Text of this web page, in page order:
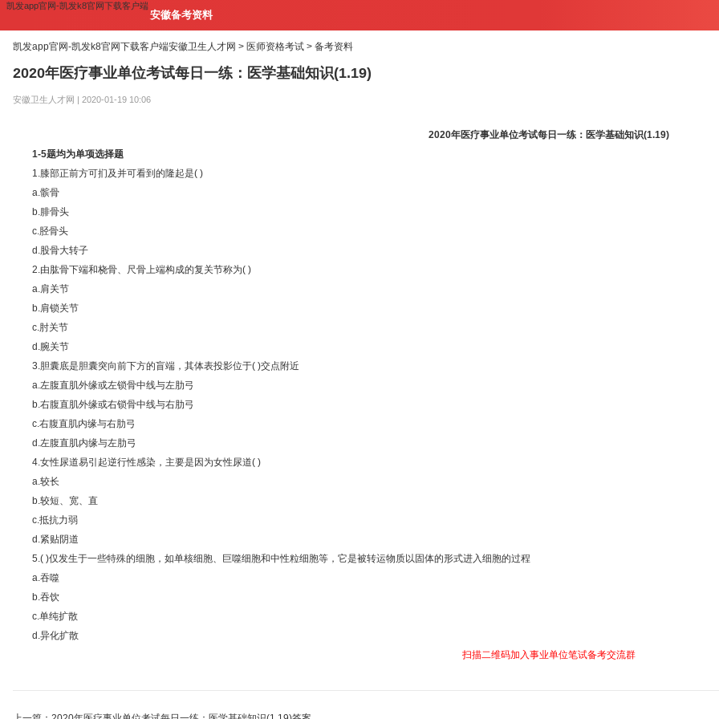
凯发app官网-凯发k8官网下载客户端
安徽备考资料
凯发app官网-凯发k8官网下载客户端安徽卫生人才网 > 医师资格考试 > 备考资料
2020年医疗事业单位考试每日一练：医学基础知识(1.19)
安徽卫生人才网 | 2020-01-19 10:06
2020年医疗事业单位考试每日一练：医学基础知识(1.19)
1-5题均为单项选择题
1.膝部正前方可扪及并可看到的隆起是( )
a.髌骨
b.腓骨头
c.胫骨头
d.股骨大转子
2.由肱骨下端和桡骨、尺骨上端构成的复关节称为( )
a.肩关节
b.肩锁关节
c.肘关节
d.腕关节
3.胆囊底是胆囊突向前下方的盲端，其体表投影位于( )交点附近
a.左腹直肌外缘或左锁骨中线与左肋弓
b.右腹直肌外缘或右锁骨中线与右肋弓
c.右腹直肌内缘与右肋弓
d.左腹直肌内缘与左肋弓
4.女性尿道易引起逆行性感染，主要是因为女性尿道( )
a.较长
b.较短、宽、直
c.抵抗力弱
d.紧贴阴道
5.( )仅发生于一些特殊的细胞，如单核细胞、巨噬细胞和中性粒细胞等，它是被转运物质以固体的形式进入细胞的过程
a.吞噬
b.吞饮
c.单纯扩散
d.异化扩散
扫描二维码加入事业单位笔试备考交流群